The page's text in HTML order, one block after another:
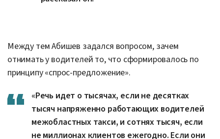
Между тем Абишев задался вопросом, зачем
отнимать у водителей то, что сформировалось по
принципу «спрос-предложение».
«Речь идет о тысячах, если не десятках
тысяч напряженно работающих водителей
межобластных такси, и сотнях тысяч, если
не миллионах клиентов ежегодно. Если они